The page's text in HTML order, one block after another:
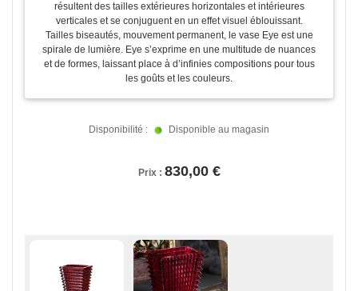
résultent des tailles extérieures horizontales et intérieures
verticales et se conjuguent en un effet visuel éblouissant.
Tailles biseautés, mouvement permanent, le vase Eye est une
spirale de lumière. Eye s’exprime en une multitude de nuances
et de formes, laissant place à d’infinies compositions pour tous
les goûts et les couleurs.
Disponibilité : Disponible au magasin
Prix : 830,00 €